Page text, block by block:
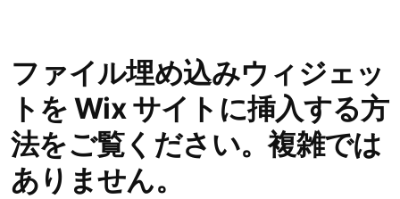
ファイル埋め込みウィジェッ
トを Wix サイトに挿入する方
法をご覧ください。複雑では
ありません。